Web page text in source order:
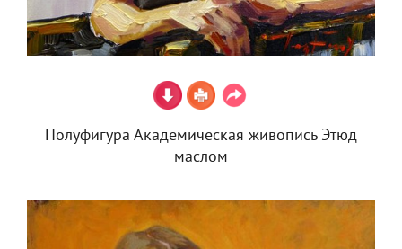
Полуфигура Академическая живопись Этюд
маслом